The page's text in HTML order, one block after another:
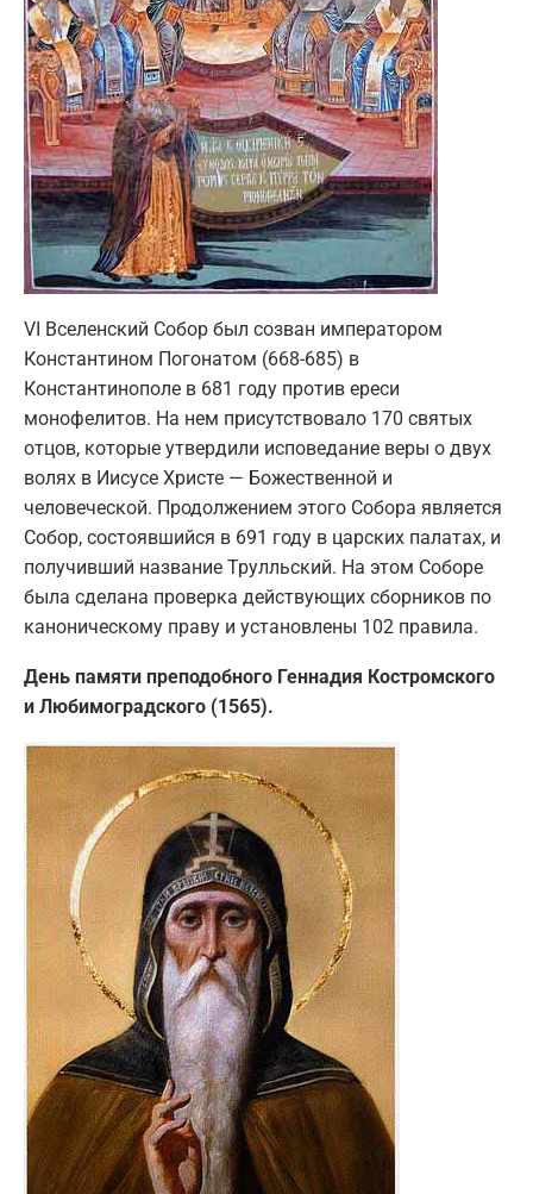
VI Вселенский Собор был созван императором
Константином Погонатом (668-685) в
Константинополе в 681 году против ереси
монофелитов. На нем присутствовало 170 святых
отцов, которые утвердили исповедание веры о двух
волях в Иисусе Христе — Божественной и
человеческой. Продолжением этого Собора является
Собор, состоявшийся в 691 году в царских палатах, и
получивший название Трулльский. На этом Соборе
была сделана проверка действующих сборников по
каноническому праву и установлены 102 правила.
День памяти преподобного Геннадия Костромского
и Любимоградского (1565).